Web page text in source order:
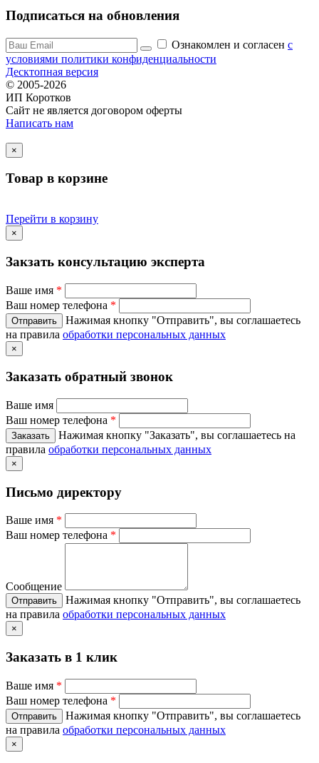
Подписаться на обновления
Ознакомлен и согласен c
условиями политики конфиденциальности
Десктопная версия
© 2005-2026
ИП Коротков
Сайт не является договором оферты
Написать нам
×
Товар в корзине
Перейти в корзину
×
Закзать консультацию эксперта
Ваше имя *
Ваш номер телефона *
Нажимая кнопку "Отправить", вы соглашаетесь
на правила обработки персональных данных
×
Заказать обратный звонок
Ваше имя
Ваш номер телефона *
Нажимая кнопку "Заказать", вы соглашаетесь на
правила обработки персональных данных
×
Письмо директору
Ваше имя *
Ваш номер телефона *
Сообщение
Нажимая кнопку "Отправить", вы соглашаетесь
на правила обработки персональных данных
×
Заказать в 1 клик
Ваше имя *
Ваш номер телефона *
Нажимая кнопку "Отправить", вы соглашаетесь
на правила обработки персональных данных
×